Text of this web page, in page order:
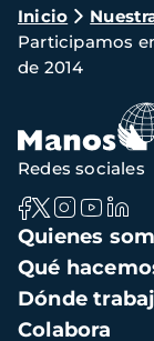
Ruta
de
Inicio
Participamos
de 2014
Navegación
principal
Quienes
Qué
Dónde
Colabora
Redes sociales